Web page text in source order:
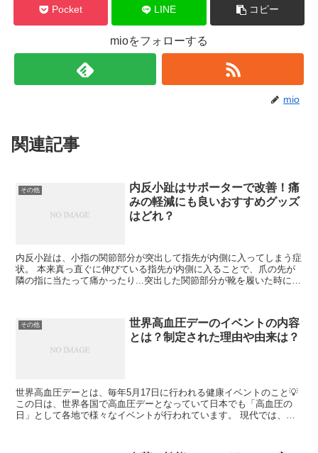
Pocket LINE コピー
mioをフォローする
mio
関連記事
その他
内反小趾はサポーターで改善！痛
みの軽減にも良いおすすめグッズ
はどれ？
内反小趾は、小指の関節部分が突出して指先が内側に入ってしまう症
状。 本来真っ直ぐに伸びている指先が内側に入ることで、爪の先が
隣の指に当たって痛かったり...突出した関節部分が靴を履いた時に擦
その他
世界高血圧デーのイベントの内容
とは？制定された理由や由来は？
世界高血圧デーとは、毎年5月17日に行われる健康イベントのこと💡
この日は、世界各国で高血圧デーとなっていて日本でも「高血圧の
日」として各地で様々なイベントが行われています。 現代では、健